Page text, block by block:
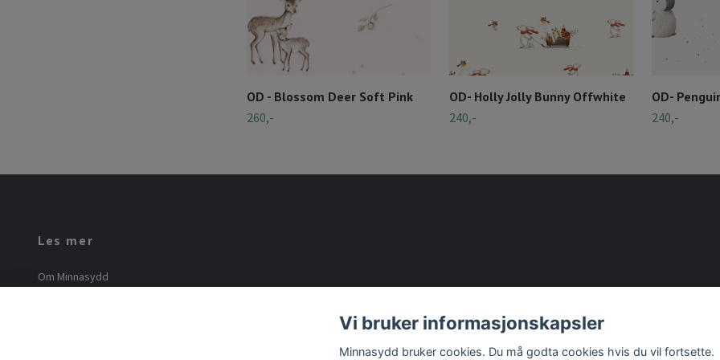
OD - Blossom Deer Soft Pink
260,-
OD- Holly Jolly Bunny Offwhite
240,-
OD-
240,-
Les mer
Om Minnasydd
Vi bruker informasjonskapsler
Minnasydd bruker cookies. Du må godta cookies hvis du vil fortsette.